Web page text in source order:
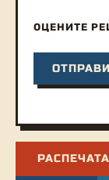
ОЦЕНИТЕ